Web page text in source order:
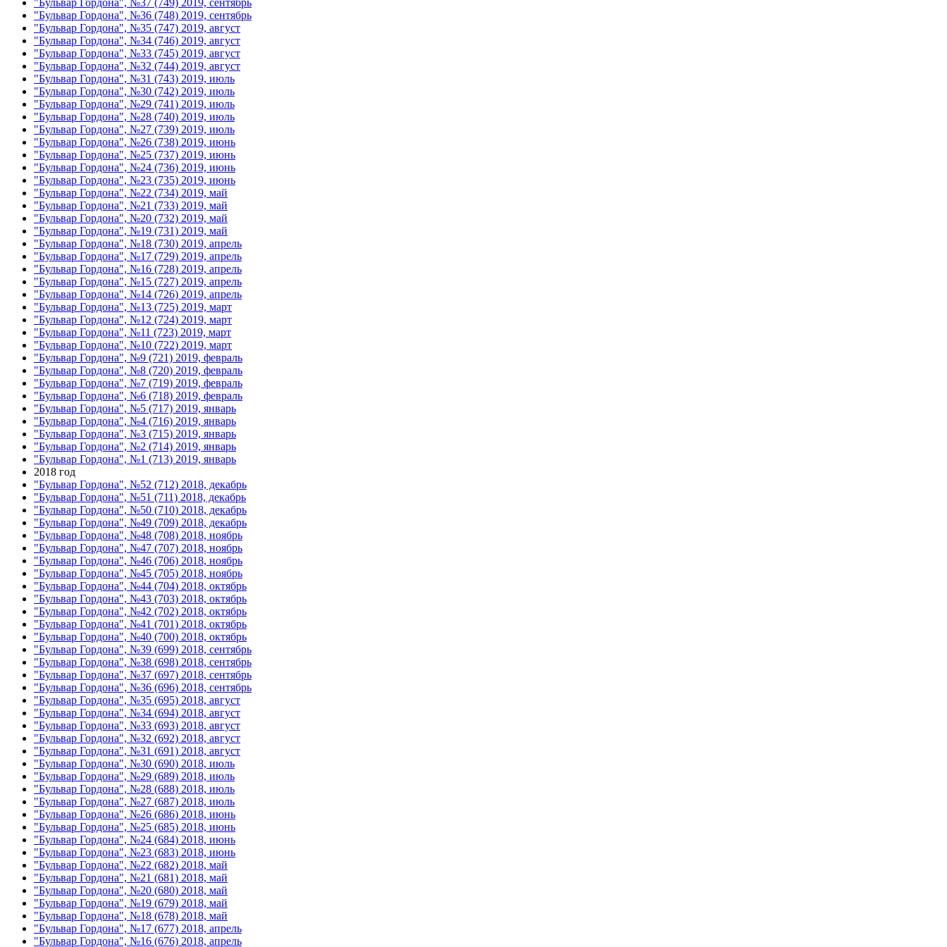
"Бульвар Гордона", №36 (748) 2019, сентябрь
"Бульвар Гордона", №35 (747) 2019, август
"Бульвар Гордона", №34 (746) 2019, август
"Бульвар Гордона", №33 (745) 2019, август
"Бульвар Гордона", №32 (744) 2019, август
"Бульвар Гордона", №31 (743) 2019, июль
"Бульвар Гордона", №30 (742) 2019, июль
"Бульвар Гордона", №29 (741) 2019, июль
"Бульвар Гордона", №28 (740) 2019, июль
"Бульвар Гордона", №27 (739) 2019, июль
"Бульвар Гордона", №26 (738) 2019, июнь
"Бульвар Гордона", №25 (737) 2019, июнь
"Бульвар Гордона", №24 (736) 2019, июнь
"Бульвар Гордона", №23 (735) 2019, июнь
"Бульвар Гордона", №22 (734) 2019, май
"Бульвар Гордона", №21 (733) 2019, май
"Бульвар Гордона", №20 (732) 2019, май
"Бульвар Гордона", №19 (731) 2019, май
"Бульвар Гордона", №18 (730) 2019, апрель
"Бульвар Гордона", №17 (729) 2019, апрель
"Бульвар Гордона", №16 (728) 2019, апрель
"Бульвар Гордона", №15 (727) 2019, апрель
"Бульвар Гордона", №14 (726) 2019, апрель
"Бульвар Гордона", №13 (725) 2019, март
"Бульвар Гордона", №12 (724) 2019, март
"Бульвар Гордона", №11 (723) 2019, март
"Бульвар Гордона", №10 (722) 2019, март
"Бульвар Гордона", №9 (721) 2019, февраль
"Бульвар Гордона", №8 (720) 2019, февраль
"Бульвар Гордона", №7 (719) 2019, февраль
"Бульвар Гордона", №6 (718) 2019, февраль
"Бульвар Гордона", №5 (717) 2019, январь
"Бульвар Гордона", №4 (716) 2019, январь
"Бульвар Гордона", №3 (715) 2019, январь
"Бульвар Гордона", №2 (714) 2019, январь
"Бульвар Гордона", №1 (713) 2019, январь
2018 год
"Бульвар Гордона", №52 (712) 2018, декабрь
"Бульвар Гордона", №51 (711) 2018, декабрь
"Бульвар Гордона", №50 (710) 2018, декабрь
"Бульвар Гордона", №49 (709) 2018, декабрь
"Бульвар Гордона", №48 (708) 2018, ноябрь
"Бульвар Гордона", №47 (707) 2018, ноябрь
"Бульвар Гордона", №46 (706) 2018, ноябрь
"Бульвар Гордона", №45 (705) 2018, ноябрь
"Бульвар Гордона", №44 (704) 2018, октябрь
"Бульвар Гордона", №43 (703) 2018, октябрь
"Бульвар Гордона", №42 (702) 2018, октябрь
"Бульвар Гордона", №41 (701) 2018, октябрь
"Бульвар Гордона", №40 (700) 2018, октябрь
"Бульвар Гордона", №39 (699) 2018, сентябрь
"Бульвар Гордона", №38 (698) 2018, сентябрь
"Бульвар Гордона", №37 (697) 2018, сентябрь
"Бульвар Гордона", №36 (696) 2018, сентябрь
"Бульвар Гордона", №35 (695) 2018, август
"Бульвар Гордона", №34 (694) 2018, август
"Бульвар Гордона", №33 (693) 2018, август
"Бульвар Гордона", №32 (692) 2018, август
"Бульвар Гордона", №31 (691) 2018, август
"Бульвар Гордона", №30 (690) 2018, июль
"Бульвар Гордона", №29 (689) 2018, июль
"Бульвар Гордона", №28 (688) 2018, июль
"Бульвар Гордона", №27 (687) 2018, июль
"Бульвар Гордона", №26 (686) 2018, июнь
"Бульвар Гордона", №25 (685) 2018, июнь
"Бульвар Гордона", №24 (684) 2018, июнь
"Бульвар Гордона", №23 (683) 2018, июнь
"Бульвар Гордона", №22 (682) 2018, май
"Бульвар Гордона", №21 (681) 2018, май
"Бульвар Гордона", №20 (680) 2018, май
"Бульвар Гордона", №19 (679) 2018, май
"Бульвар Гордона", №18 (678) 2018, май
"Бульвар Гордона", №17 (677) 2018, апрель
"Бульвар Гордона", №16 (676) 2018, апрель